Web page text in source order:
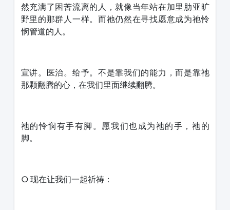
然充满了困苦流离的人，就像当年站在加里肋亚旷
野里的那群人一样。而祂仍然在寻找愿意成为祂怜
悯管道的人。
宣讲。医治。给予。不是靠我们的能力，而是靠祂
那颗翻腾的心，在我们里面继续翻腾。
祂的怜悯有手有脚。愿我们也成为祂的手，祂的
脚。
○ 现在让我们一起祈祷：